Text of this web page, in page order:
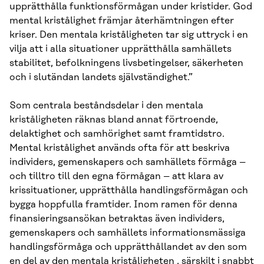
upprätthålla funktionsförmågan under kristider. God
mental kristålighet främjar återhämtningen efter
kriser. Den mentala kriståligheten tar sig uttryck i en
vilja att i alla situationer upprätthålla samhällets
stabilitet, befolkningens livsbetingelser, säkerheten
och i slutändan landets självständighet.”
Som centrala beståndsdelar i den mentala
kriståligheten räknas bland annat förtroende,
delaktighet och samhörighet samt framtidstro.
Mental kristålighet används ofta för att beskriva
individers, gemenskapers och samhällets förmåga –
och tilltro till den egna förmågan – att klara av
krissituationer, upprätthålla handlingsförmågan och
bygga hoppfulla framtider. Inom ramen för denna
finansieringsansökan betraktas även individers,
gemenskapers och samhällets informationsmässiga
handlingsförmåga och upprätthållandet av den som
en del av den mentala kriståligheten , särskilt i snabbt